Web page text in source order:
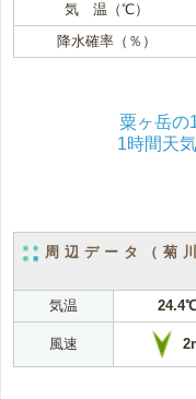
気 温（℃）
降水確率（％）
粟ヶ岳の
1時間天
周辺データ（菊
気温
風速